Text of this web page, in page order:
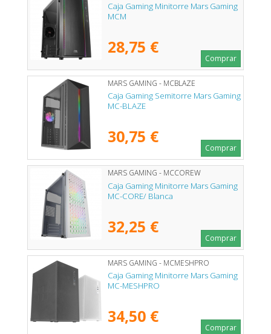
Caja Gaming Minitorre Mars Gaming
MCM
28,75 €
Comprar
MARS GAMING - MCBLAZE
Caja Gaming Semitorre Mars Gaming
MC-BLAZE
30,75 €
Comprar
MARS GAMING - MCCOREW
Caja Gaming Minitorre Mars Gaming
MC-CORE/ Blanca
32,25 €
Comprar
MARS GAMING - MCMESHPRO
Caja Gaming Minitorre Mars Gaming
MC-MESHPRO
34,50 €
Comprar